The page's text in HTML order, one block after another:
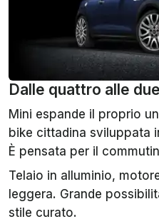
Dalle quattro alle
Mini espande il proprio
bike cittadina sviluppata
È pensata per il
Telaio in alluminio,
leggera. Grande
stile curato.